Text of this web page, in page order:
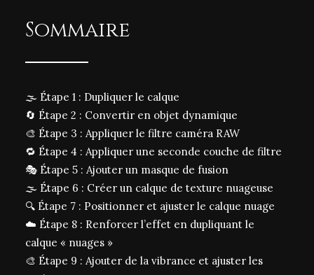
Sommaire
🌫️ Étape 1 : Dupliquer le calque
🔄 Étape 2 : Convertir en objet dynamique
🎨 Étape 3 : Appliquer le filtre caméra RAW
🔁 Étape 4 : Appliquer une seconde couche de filtre
🎭 Étape 5 : Ajouter un masque de fusion
🌫️ Étape 6 : Créer un calque de texture nuageuse
🔍 Étape 7 : Positionner et ajuster le calque nuage
☁️ Étape 8 : Renforcer l’effet en dupliquant le
calque « nuages »
🎨 Étape 9 : Ajouter de la vibrance et ajuster les